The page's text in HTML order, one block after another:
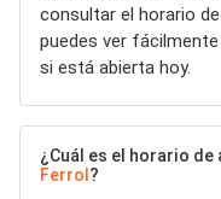
consultar el horario
puedes ver
si está abierta hoy.
¿Cuál es el horario
Ferrol ?